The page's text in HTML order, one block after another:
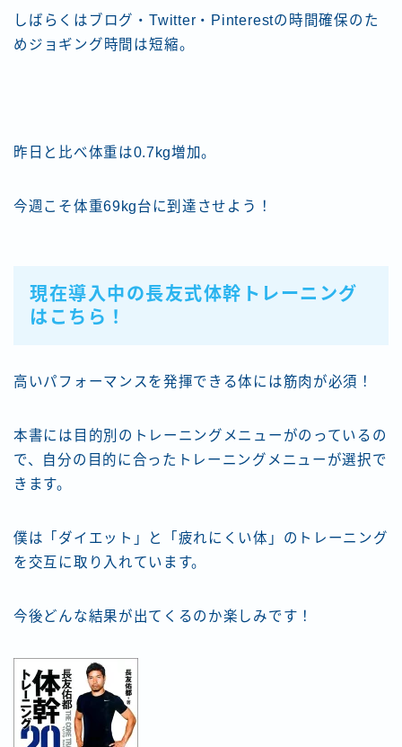
しばらくはブログ・Twitter・Pinterestの時間確保のた
めジョギング時間は短縮。
昨日と比べ体重は0.7kg増加。
今週こそ体重69kg台に到達させよう！
現在導入中の長友式体幹トレーニング
はこちら！
高いパフォーマンスを発揮できる体には筋肉が必須！
本書には目的別のトレーニングメニューがのっているの
で、自分の目的に合ったトレーニングメニューが選択で
きます。
僕は「ダイエット」と「疲れにくい体」のトレーニング
を交互に取り入れています。
今後どんな結果が出てくるのか楽しみです！